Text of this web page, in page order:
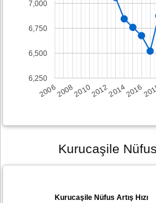
200620082010201220142016
6,250
6,500
6,750
7,000
Kurucaşile Nüfus
Kurucaşile Nüfus Artış Hızı